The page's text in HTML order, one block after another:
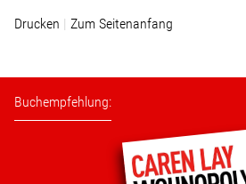
Über mich
Drucken Zum Seitenanfang
Buchempfehlung: